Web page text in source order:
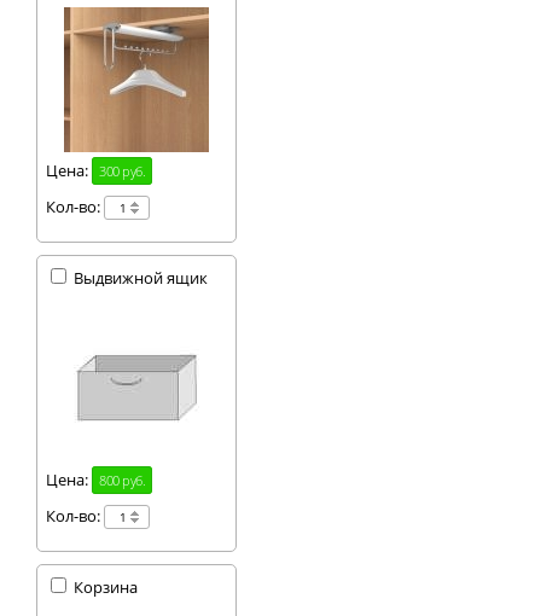
Цена: 300 руб.
Кол-во:
Выдвижной ящик
Цена: 800 руб.
Кол-во:
Корзина